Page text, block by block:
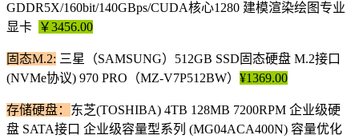
GDDR5X/160bit/140GBps/CUDA核心1280 建模渲染绘图专业
显卡
￥3456.00
固态M.2: 三星（SAMSUNG）512GB SSD固态硬盘 M.2接口
(NVMe协议) 970 PRO（MZ-V7P512BW） ¥1369.00
存储硬盘： 东芝(TOSHIBA) 4TB 128MB 7200RPM 企业级硬
盘 SATA接口 企业级容量型系列 (MG04ACA400N) 容量优化